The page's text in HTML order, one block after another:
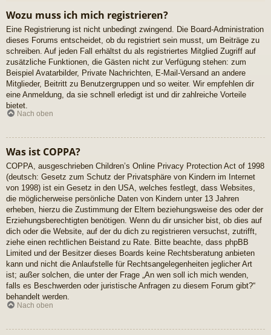
Wozu muss ich mich registrieren?
Eine Registrierung ist nicht unbedingt zwingend. Die Board-Administration
dieses Forums entscheidet, ob du registriert sein musst, um Beiträge zu
schreiben. Auf jeden Fall erhältst du als registriertes Mitglied Zugriff auf
zusätzliche Funktionen, die Gästen nicht zur Verfügung stehen: zum
Beispiel Avatarbilder, Private Nachrichten, E-Mail-Versand an andere
Mitglieder, Beitritt zu Benutzergruppen und so weiter. Wir empfehlen dir
eine Anmeldung, da sie schnell erledigt ist und dir zahlreiche Vorteile
bietet.
Nach oben
Was ist COPPA?
COPPA, ausgeschrieben Children’s Online Privacy Protection Act of 1998
(deutsch: Gesetz zum Schutz der Privatsphäre von Kindern im Internet
von 1998) ist ein Gesetz in den USA, welches festlegt, dass Websites,
die möglicherweise persönliche Daten von Kindern unter 13 Jahren
erheben, hierzu die Zustimmung der Eltern beziehungsweise des oder der
Erziehungsberechtigten benötigen. Wenn du dir unsicher bist, ob dies auf
dich oder die Website, auf der du dich zu registrieren versuchst, zutrifft,
ziehe einen rechtlichen Beistand zu Rate. Bitte beachte, dass phpBB
Limited und der Besitzer dieses Boards keine Rechtsberatung anbieten
kann und nicht die Anlaufstelle für Rechtsangelegenheiten jeglicher Art
ist; außer solchen, die unter der Frage „An wen soll ich mich wenden,
falls es Beschwerden oder juristische Anfragen zu diesem Forum gibt?“
behandelt werden.
Nach oben